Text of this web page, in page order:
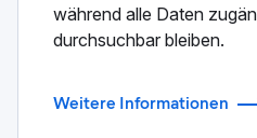
während alle Daten
durchsuchbar bleiben.
Weitere Informationen